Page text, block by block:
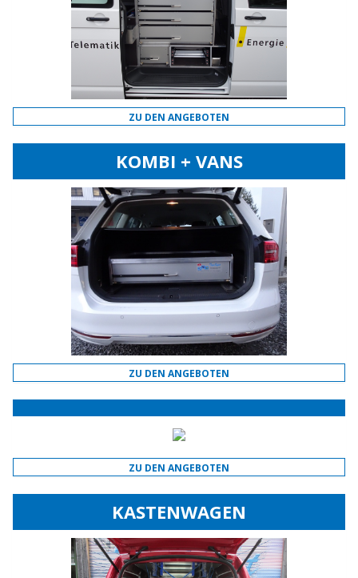
ZU DEN ANGEBOTEN
KOMBI + VANS
ZU DEN ANGEBOTEN
ZU DEN ANGEBOTEN
KASTENWAGEN